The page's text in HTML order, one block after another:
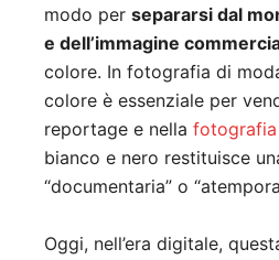
modo per separarsi dal
e dell’immagine
colore. In fotografia di
colore è essenziale per
reportage e nella
bianco e nero restituisce
“documentaria” o
Oggi, nell’era digitale,